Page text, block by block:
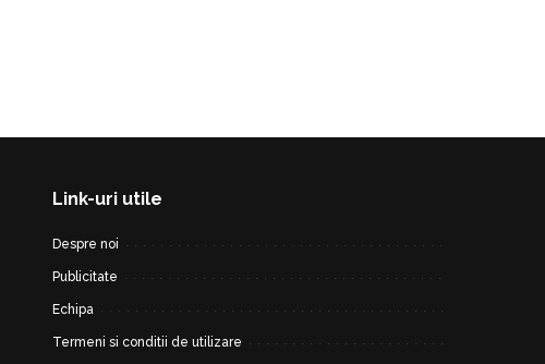
Link-uri utile
Despre noi
Publicitate
Echipa
Termeni si conditii de utilizare